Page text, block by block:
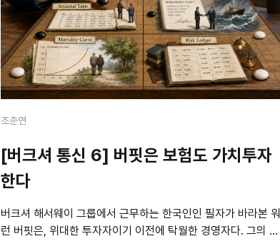
조준연
[버크셔 통신 6] 버핏은 보험도 가치투자
한다
버크셔 해서웨이 그룹에서 근무하는 한국인인 필자가 바라본 워
런 버핏은, 위대한 투자자이기 이전에 탁월한 경영자다. 그의 철